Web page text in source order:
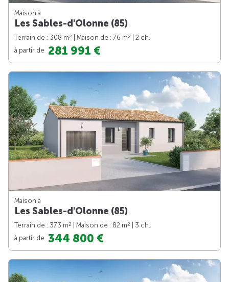
Maison à
Les Sables-d'Olonne (85)
Terrain de : 308 m2 | Maison de : 76 m2
| 2 ch.
à partir de 281 991 €
Maison à
Les Sables-d'Olonne (85)
Terrain de : 373 m2 | Maison de : 82 m2
| 3 ch.
à partir de 344 800 €